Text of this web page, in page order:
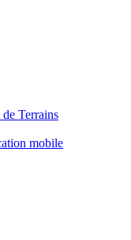
Terrains
mobile